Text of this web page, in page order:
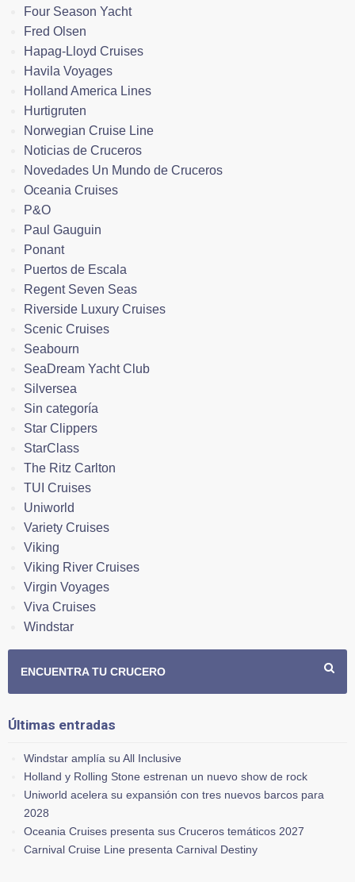
Four Season Yacht
Fred Olsen
Hapag-Lloyd Cruises
Havila Voyages
Holland America Lines
Hurtigruten
Norwegian Cruise Line
Noticias de Cruceros
Novedades Un Mundo de Cruceros
Oceania Cruises
P&O
Paul Gauguin
Ponant
Puertos de Escala
Regent Seven Seas
Riverside Luxury Cruises
Scenic Cruises
Seabourn
SeaDream Yacht Club
Silversea
Sin categoría
Star Clippers
StarClass
The Ritz Carlton
TUI Cruises
Uniworld
Variety Cruises
Viking
Viking River Cruises
Virgin Voyages
Viva Cruises
Windstar
ENCUENTRA TU CRUCERO
Últimas entradas
Windstar amplía su All Inclusive
Holland y Rolling Stone estrenan un nuevo show de rock
Uniworld acelera su expansión con tres nuevos barcos para
2028
Oceania Cruises presenta sus Cruceros temáticos 2027
Carnival Cruise Line presenta Carnival Destiny